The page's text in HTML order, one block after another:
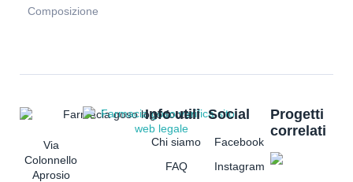
Composizione
Via
Colonnello
Aprosio
Info utili
Chi siamo
FAQ
Social
Facebook
Instagram
Progetti
correlati